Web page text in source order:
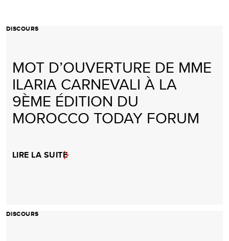
DISCOURS
MOT D’OUVERTURE DE MME
ILARIA CARNEVALI À LA
9ÈME ÉDITION DU
MOROCCO TODAY FORUM
LIRE LA SUITE
DISCOURS